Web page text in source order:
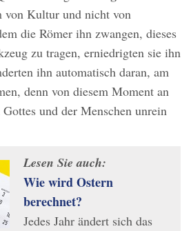
von Kultur und nicht von
die Römer ihn zwangen, dieses
zu tragen, erniedrigten sie ihn
ihn automatisch daran, am
denn von diesem Moment an
und der Menschen unrein
Lesen Sie auch:
Wie wird Ostern
berechnet?
Jedes Jahr ändert sich das